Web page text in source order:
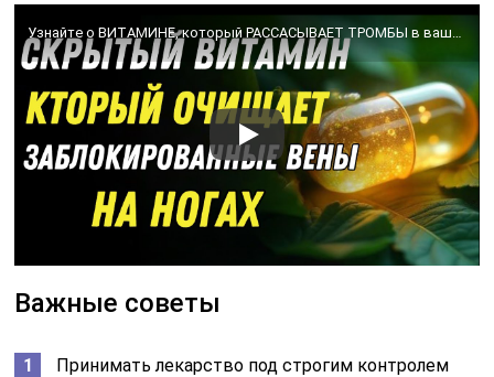
Важные советы
Принимать лекарство под строгим контролем